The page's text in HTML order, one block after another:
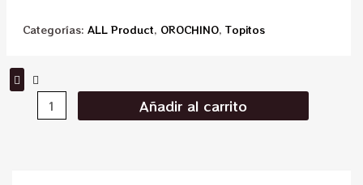
Categorías: ALL Product, OROCHINO, Topitos
Añadir al carrito